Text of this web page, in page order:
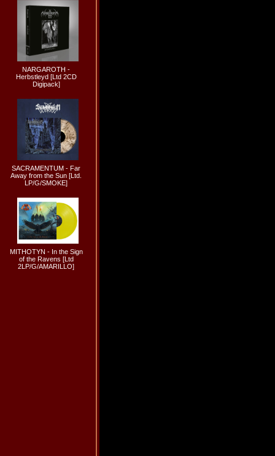
NARGAROTH -
Herbstleyd [Ltd 2CD
Digipack]
SACRAMENTUM - Far
Away from the Sun [Ltd.
LP/G/SMOKE]
MITHOTYN - In the Sign
of the Ravens [Ltd
2LP/G/AMARILLO]